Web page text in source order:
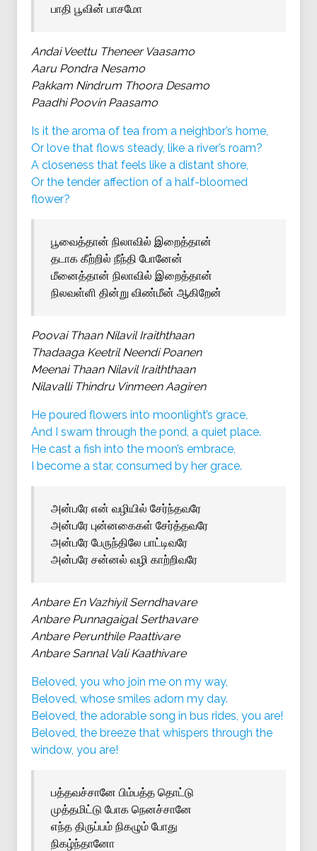
பாதி பூவின் பாசமோ
Andai Veettu Theneer Vaasamo
Aaru Pondra Nesamo
Pakkam Nindrum Thoora Desamo
Paadhi Poovin Paasamo
Is it the aroma of tea from a neighbor’s home,
Or love that flows steady, like a river’s roam?
A closeness that feels like a distant shore,
Or the tender affection of a half-bloomed
flower?
பூவைத்தான் நிலாவில் இறைத்தான்
தடாக கீற்றில் நீந்தி போனேன்
மீனைத்தான் நிலாவில் இறைத்தான்
நிலவள்ளி தின்று விண்மீன் ஆகிறேன்
Poovai Thaan Nilavil Iraiththaan
Thadaaga Keetril Neendi Poanen
Meenai Thaan Nilavil Iraiththaan
Nilavalli Thindru Vinmeen Aagiren
He poured flowers into moonlight’s grace,
And I swam through the pond, a quiet place.
He cast a fish into the moon’s embrace,
I become a star, consumed by her grace.
அன்பரே என் வழியில் சேர்ந்தவரே
அன்பரே புன்னகைகள் சேர்த்தவரே
அன்பரே பேருந்திலே பாட்டிவரே
அன்பரே சன்னல் வழி காற்றிவரே
Anbare En Vazhiyil Serndhavare
Anbare Punnagaigal Serthavare
Anbare Perunthile Paattivare
Anbare Sannal Vali Kaathivare
Beloved, you who join me on my way,
Beloved, whose smiles adorn my day.
Beloved, the adorable song in bus rides, you are!
Beloved, the breeze that whispers through the
window, you are!
பத்தவச்சானே பிம்பத்த தொட்டு
முத்தமிட்டு போக நெனச்சானே
எந்த திருப்பம் நிகழும் போது
நிகழ்ந்தானோ